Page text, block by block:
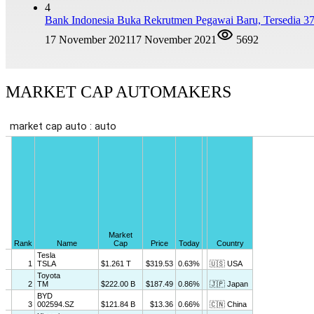
4
Bank Indonesia Buka Rekrutmen Pegawai Baru, Tersedia
17 November 202117 November 2021 5692
MARKET CAP AUTOMAKERS